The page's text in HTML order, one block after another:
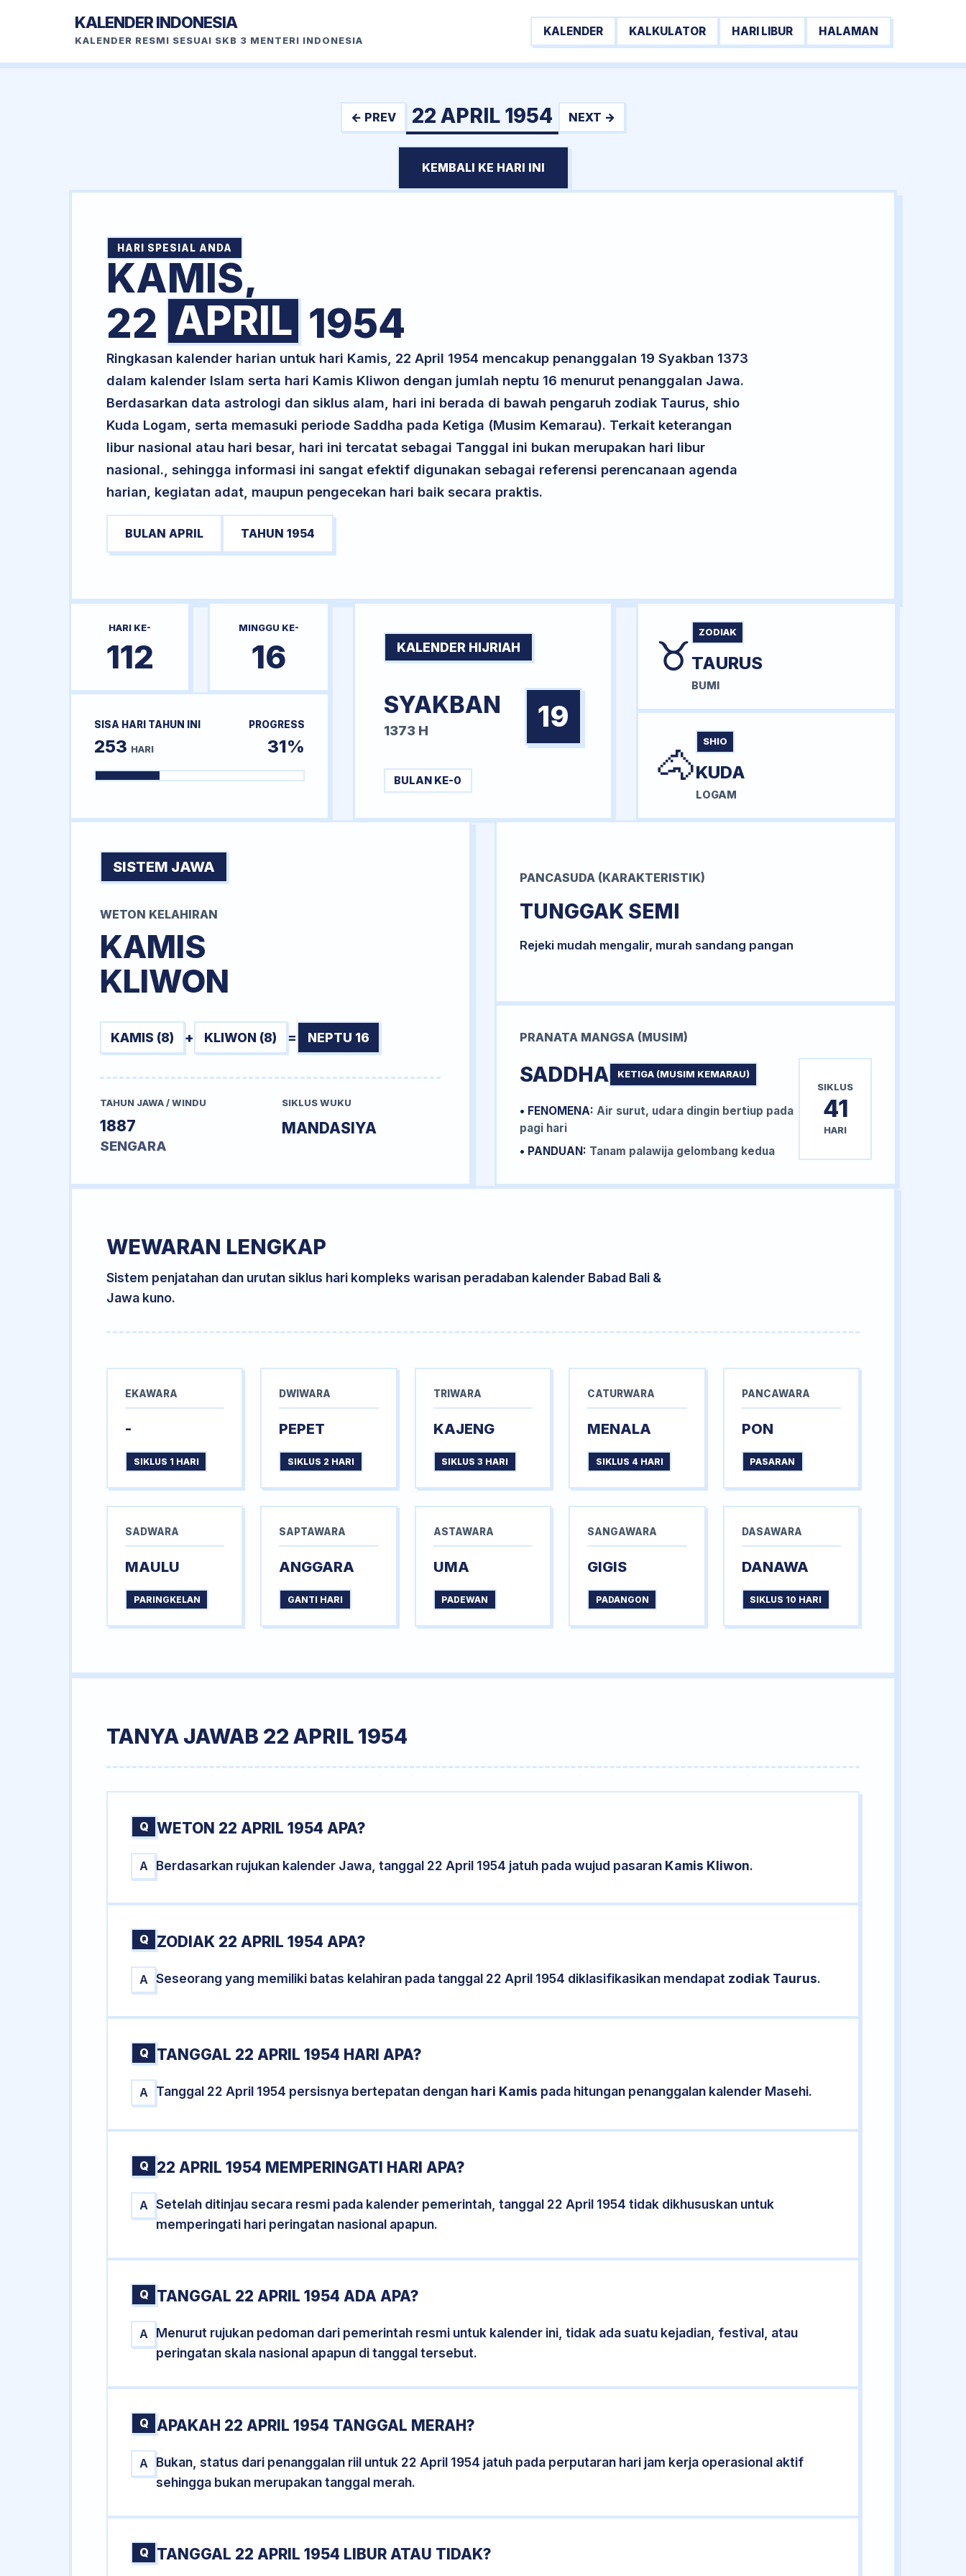
KALENDER INDONESIA
KALENDER RESMI SESUAI SKB 3 MENTERI INDONESIA
KALENDER KALKULATOR HARI LIBUR HALAMAN
← PREV 22 APRIL 1954 NEXT →
KEMBALI KE HARI INI
HARI SPESIAL ANDA
KAMIS,
22 APRIL 1954
Ringkasan kalender harian untuk hari Kamis, 22 April 1954 mencakup penanggalan 19 Syakban 1373
dalam kalender Islam serta hari Kamis Kliwon dengan jumlah neptu 16 menurut penanggalan Jawa.
Berdasarkan data astrologi dan siklus alam, hari ini berada di bawah pengaruh zodiak Taurus, shio
Kuda Logam, serta memasuki periode Saddha pada Ketiga (Musim Kemarau). Terkait keterangan
libur nasional atau hari besar, hari ini tercatat sebagai Tanggal ini bukan merupakan hari libur
nasional., sehingga informasi ini sangat efektif digunakan sebagai referensi perencanaan agenda
harian, kegiatan adat, maupun pengecekan hari baik secara praktis.
BULAN APRIL TAHUN 1954
HARI KE-
112
MINGGU KE-
16
SISA HARI TAHUN INI
253 HARI
PROGRESS
31%
KALENDER HIJRIAH
SYAKBAN
1373 H 19
BULAN KE-0
♉ ZODIAK
TAURUS
BUMI
🐴 SHIO
KUDA
LOGAM
SISTEM JAWA
WETON KELAHIRAN
KAMIS
KLIWON
KAMIS (8) + KLIWON (8) = NEPTU 16
TAHUN JAWA / WINDU
1887
SENGARA
SIKLUS WUKU
MANDASIYA
PANCASUDA (KARAKTERISTIK)
TUNGGAK SEMI
Rejeki mudah mengalir, murah sandang pangan
PRANATA MANGSA (MUSIM)
SADDHA KETIGA (MUSIM KEMARAU)
• FENOMENA: Air surut, udara dingin bertiup pada
pagi hari
• PANDUAN: Tanam palawija gelombang kedua
SIKLUS
41
HARI
WEWARAN LENGKAP
Sistem penjatahan dan urutan siklus hari kompleks warisan peradaban kalender Babad Bali &
Jawa kuno.
EKAWARA
-
SIKLUS 1 HARI
DWIWARA
PEPET
SIKLUS 2 HARI
TRIWARA
KAJENG
SIKLUS 3 HARI
CATURWARA
MENALA
SIKLUS 4 HARI
PANCAWARA
PON
PASARAN
SADWARA
MAULU
PARINGKELAN
SAPTAWARA
ANGGARA
GANTI HARI
ASTAWARA
UMA
PADEWAN
SANGAWARA
GIGIS
PADANGON
DASAWARA
DANAWA
SIKLUS 10 HARI
TANYA JAWAB 22 APRIL 1954
Q WETON 22 APRIL 1954 APA?
A Berdasarkan rujukan kalender Jawa, tanggal 22 April 1954 jatuh pada wujud pasaran Kamis Kliwon.
Q ZODIAK 22 APRIL 1954 APA?
A Seseorang yang memiliki batas kelahiran pada tanggal 22 April 1954 diklasifikasikan mendapat zodiak Taurus.
Q TANGGAL 22 APRIL 1954 HARI APA?
A Tanggal 22 April 1954 persisnya bertepatan dengan hari Kamis pada hitungan penanggalan kalender Masehi.
Q 22 APRIL 1954 MEMPERINGATI HARI APA?
A
Setelah ditinjau secara resmi pada kalender pemerintah, tanggal 22 April 1954 tidak dikhususkan untuk
memperingati hari peringatan nasional apapun.
Q TANGGAL 22 APRIL 1954 ADA APA?
A
Menurut rujukan pedoman dari pemerintah resmi untuk kalender ini, tidak ada suatu kejadian, festival, atau
peringatan skala nasional apapun di tanggal tersebut.
Q APAKAH 22 APRIL 1954 TANGGAL MERAH?
A
Bukan, status dari penanggalan riil untuk 22 April 1954 jatuh pada perputaran hari jam kerja operasional aktif
sehingga bukan merupakan tanggal merah.
Q TANGGAL 22 APRIL 1954 LIBUR ATAU TIDAK?